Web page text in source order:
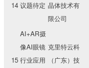
14 议题待定 晶体技术有
限公司
15
AI+AR摄
像AI眼镜
行业应用
克里特云科
（广东）技